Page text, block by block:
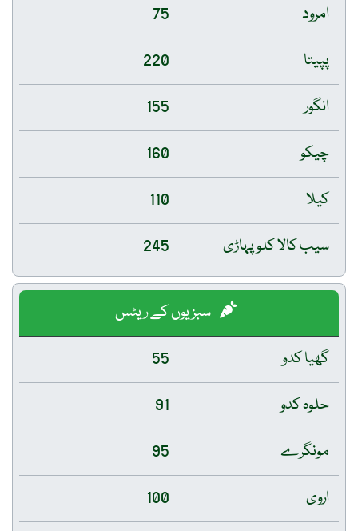
امرود
75
پپیتا
220
انگور
155
چیکو
160
کیلا
110
سیب کالا کلو پہاڑی
245
سبزیوں کے ریٹس
گھیا کدو
55
حلوہ کدو
91
مونگرے
95
اروی
100